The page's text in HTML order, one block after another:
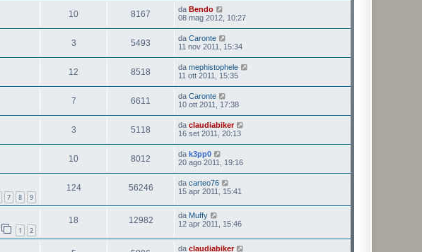
10 8167 da Bendo
08 mag 2012, 10:27
3 5493 da Caronte
11 nov 2011, 15:34
12 8518 da mephistophele
11 ott 2011, 15:35
7 6611 da Caronte
10 ott 2011, 17:38
3 5118 da claudiabiker
16 set 2011, 20:13
10 8012 da k3pp0
20 ago 2011, 19:16
7 8 9
124 56246 da carteo76
15 apr 2011, 15:41
1 2
18 12982 da Muffy
12 apr 2011, 15:46
da claudiabiker